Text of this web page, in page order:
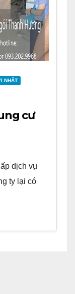
NHẤT
cư
dịch vụ
ty lại có